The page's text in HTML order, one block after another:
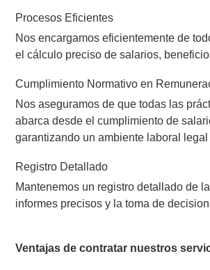
Procesos Eficientes
Nos encargamos eficientemente de
el cálculo preciso de salarios,
Cumplimiento Normativo en
Nos aseguramos de que todas las
abarca desde el cumplimiento de
garantizando un ambiente laboral legal
Registro Detallado
Mantenemos un registro detallado de
informes precisos y la toma de
Ventajas de contratar nuestros